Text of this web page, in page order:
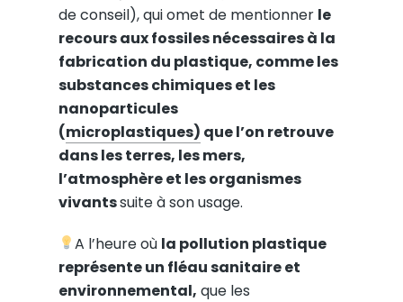
de conseil), qui omet de mentionner le
recours aux fossiles nécessaires à la
fabrication du plastique, comme les
substances chimiques et les
nanoparticules
(microplastiques) que l’on retrouve
dans les terres, les mers,
l’atmosphère et les organismes
vivantssuite à son usage.
A l’heure où la pollution plastique
représente un fléau sanitaire et
environnemental, que les